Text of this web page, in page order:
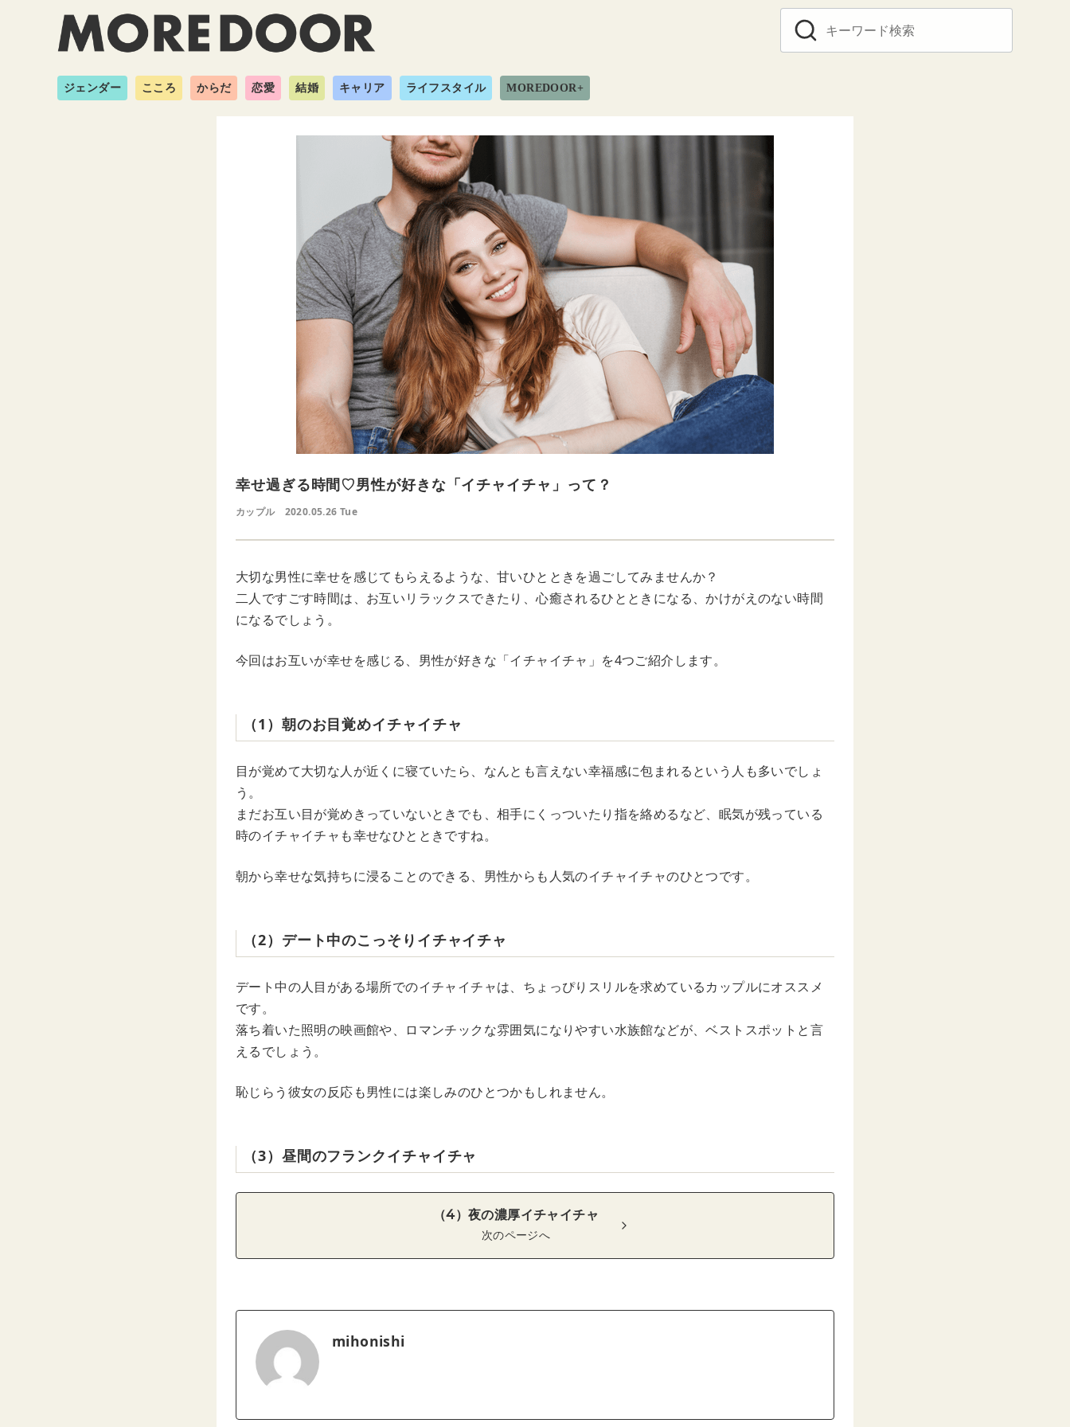
ジェンダー こころ からだ 恋愛 結婚 キャリア ライフスタイル MOREDOOR+
幸せ過ぎる時間♡男性が好きな「イチャイチャ」って？
カップル 2020.05.26 Tue
大切な男性に幸せを感じてもらえるような、甘いひとときを過ごしてみませんか？
二人ですごす時間は、お互いリラックスできたり、心癒されるひとときになる、かけがえのない時間
になるでしょう。
今回はお互いが幸せを感じる、男性が好きな「イチャイチャ」を4つご紹介します。
（1）朝のお目覚めイチャイチャ
目が覚めて大切な人が近くに寝ていたら、なんとも言えない幸福感に包まれるという人も多いでしょ
う。
まだお互い目が覚めきっていないときでも、相手にくっついたり指を絡めるなど、眠気が残っている
時のイチャイチャも幸せなひとときですね。
朝から幸せな気持ちに浸ることのできる、男性からも人気のイチャイチャのひとつです。
（2）デート中のこっそりイチャイチャ
デート中の人目がある場所でのイチャイチャは、ちょっぴりスリルを求めているカップルにオススメ
です。
落ち着いた照明の映画館や、ロマンチックな雰囲気になりやすい水族館などが、ベストスポットと言
えるでしょう。
恥じらう彼女の反応も男性には楽しみのひとつかもしれません。
（3）昼間のフランクイチャイチャ
（4）夜の濃厚イチャイチャ
次のページへ
mihonishi